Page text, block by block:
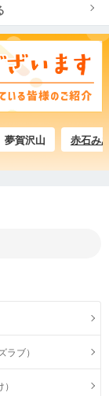
沢山 赤石みあ
ラブ）